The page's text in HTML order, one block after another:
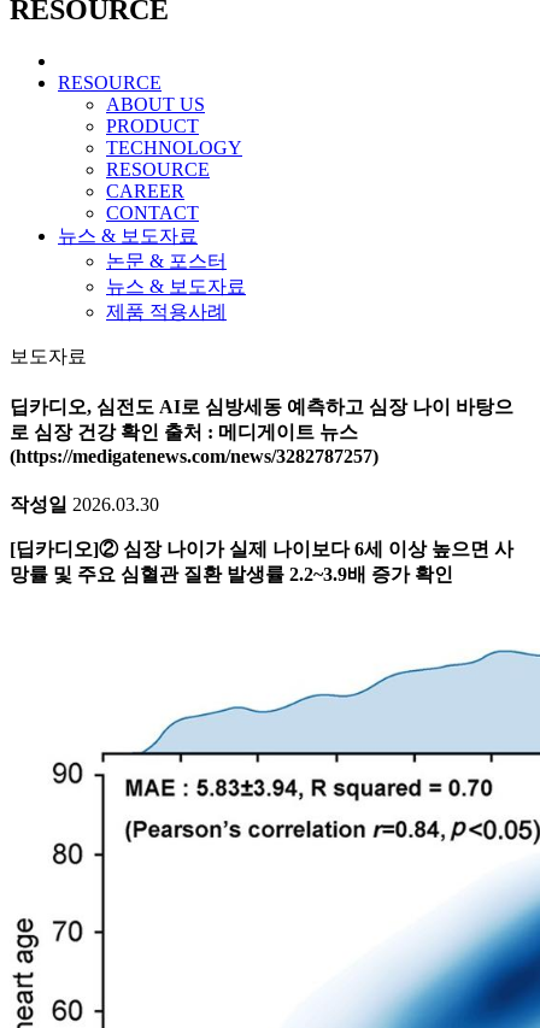
RESOURCE
RESOURCE
ABOUT US
PRODUCT
TECHNOLOGY
RESOURCE
CAREER
CONTACT
뉴스 & 보도자료
논문 & 포스터
뉴스 & 보도자료
제품 적용사례
보도자료
딥카디오, 심전도 AI로 심방세동 예측하고 심장 나이 바탕으
로 심장 건강 확인 출처 : 메디게이트 뉴스
(https://medigatenews.com/news/3282787257)
작성일 2026.03.30
[딥카디오]② 심장 나이가 실제 나이보다 6세 이상 높으면 사
망률 및 주요 심혈관 질환 발생률 2.2~3.9배 증가 확인